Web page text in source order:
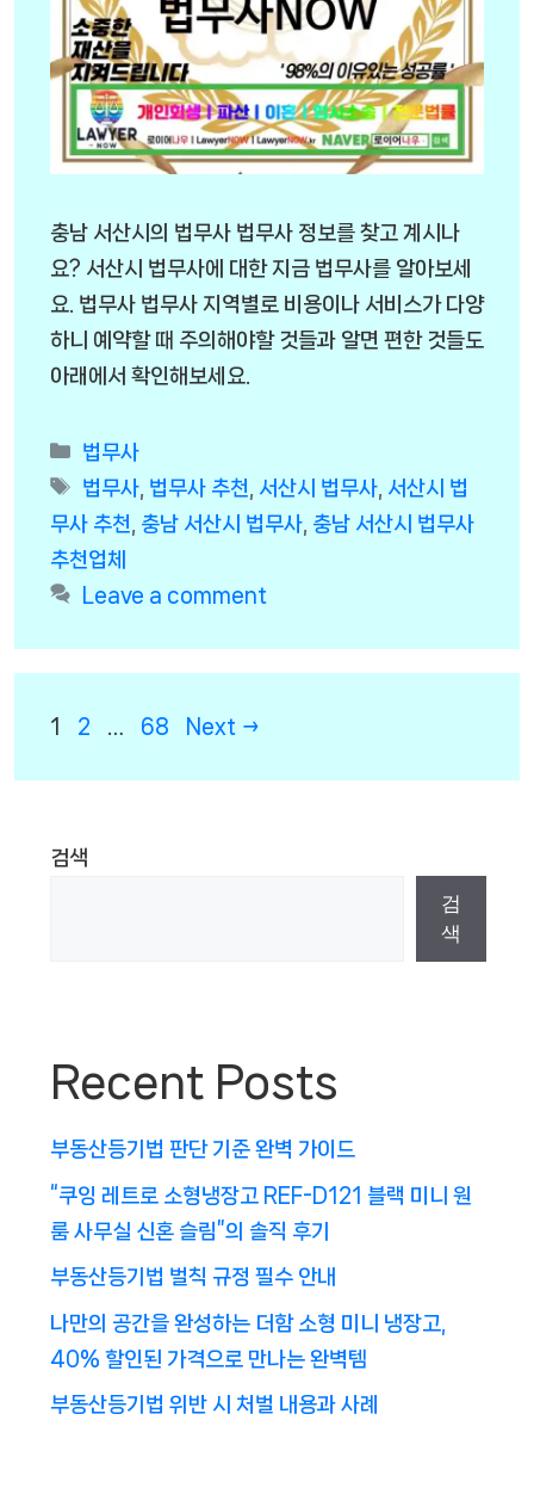
충남 서산시의 법무사 법무사 정보를 찾고 계시나
요? 서산시 법무사에 대한 지금 법무사를 알아보세
요. 법무사 법무사 지역별로 비용이나 서비스가 다양
하니 예약할 때 주의해야할 것들과 알면 편한 것들도
아래에서 확인해보세요.
Categories
법무사
Tags
법무사 법무사 추천 서산시 법무사 서산시 법
무사 추천
충남 서산시 법무사 충남 서산시 법무사
추천업체
Leave a comment
Page
1 Page
2 Page
68 Next →
검색
검
색
Recent Posts
부동산등기법 판단 기준 완벽 가이드
“쿠잉 레트로 소형냉장고 REF-D121 블랙 미니 원
룸 사무실 신혼 슬림”의 솔직 후기
부동산등기법 벌칙 규정 필수 안내
나만의 공간을 완성하는 더함 소형 미니 냉장고,
40% 할인된 가격으로 만나는 완벽템
부동산등기법 위반 시 처벌 내용과 사례